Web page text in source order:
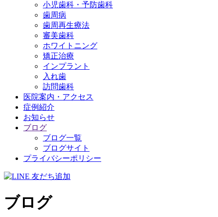
小児歯科・予防歯科
歯周病
歯周再生療法
審美歯科
ホワイトニング
矯正治療
インプラント
入れ歯
訪問歯科
医院案内・アクセス
症例紹介
お知らせ
ブログ
ブログ一覧
ブログサイト
プライバシーポリシー
ブログ